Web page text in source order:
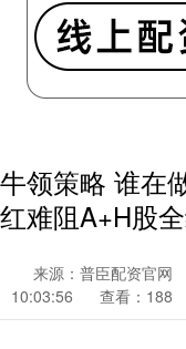
牛领策略 谁在
红难阻A+H股
来源：普臣配资官网
10:03:56
查看：188